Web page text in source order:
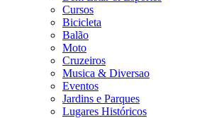
Cursos
Bicicleta
Balão
Moto
Cruzeiros
Musica & Diversao
Eventos
Jardins e Parques
Lugares Históricos